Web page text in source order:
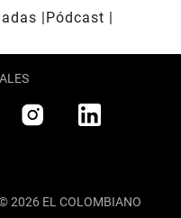
Pódcast
2026 EL COLOMBIANO